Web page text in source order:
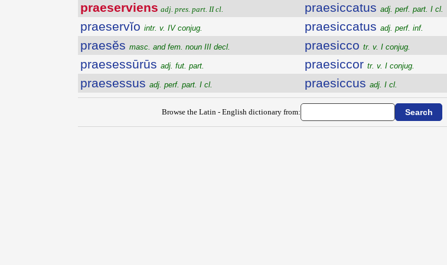
praeserviens adj. pres. part. II cl.
praeservĭo intr. v. IV conjug.
praesĕs masc. and fem. noun III decl.
praesessūrūs adj. fut. part.
praesessus adj. perf. part. I cl.
praesiccatus adj. perf. part. I cl.
praesiccatus adj. perf. inf.
praesicco tr. v. I conjug.
praesiccor tr. v. I conjug.
praesiccus adj. I cl.
Browse the Latin - English dictionary from: